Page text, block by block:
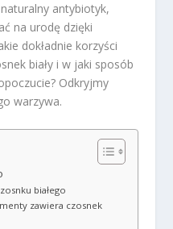
antybiotyk,
na urodę dzięki
dokładnie korzyści
biały i w jaki sposób
Odkryjmy
warzywa.
białego
zawiera czosnek